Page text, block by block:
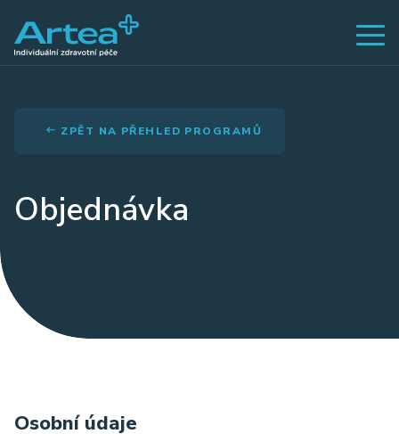
ZPĚT NA PŘEHLED PROGRAMŮ
Objednávka
Osobní údaje